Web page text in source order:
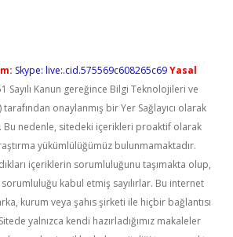
Skype: live:.cid.575569c608265c69Yasal
Sayılı Kanun gereğince Bilgi Teknolojileri ve
onaylanmış bir Yer Sağlayıcı olarak
Bu nedenle, sitedeki içerikleri proaktif olarak
yükümlülüğümüz bulunmamaktadır.
içeriklerin sorumluluğunu taşımakta olup,
kabul etmiş sayılırlar. Bu internet
kurum veya şahıs şirketi ile hiçbir bağlantısı
yalnızca kendi hazırladığımız makaleler